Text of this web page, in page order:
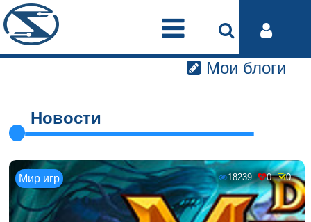
Мои блоги
Новости
Мир игр 18239 0 0